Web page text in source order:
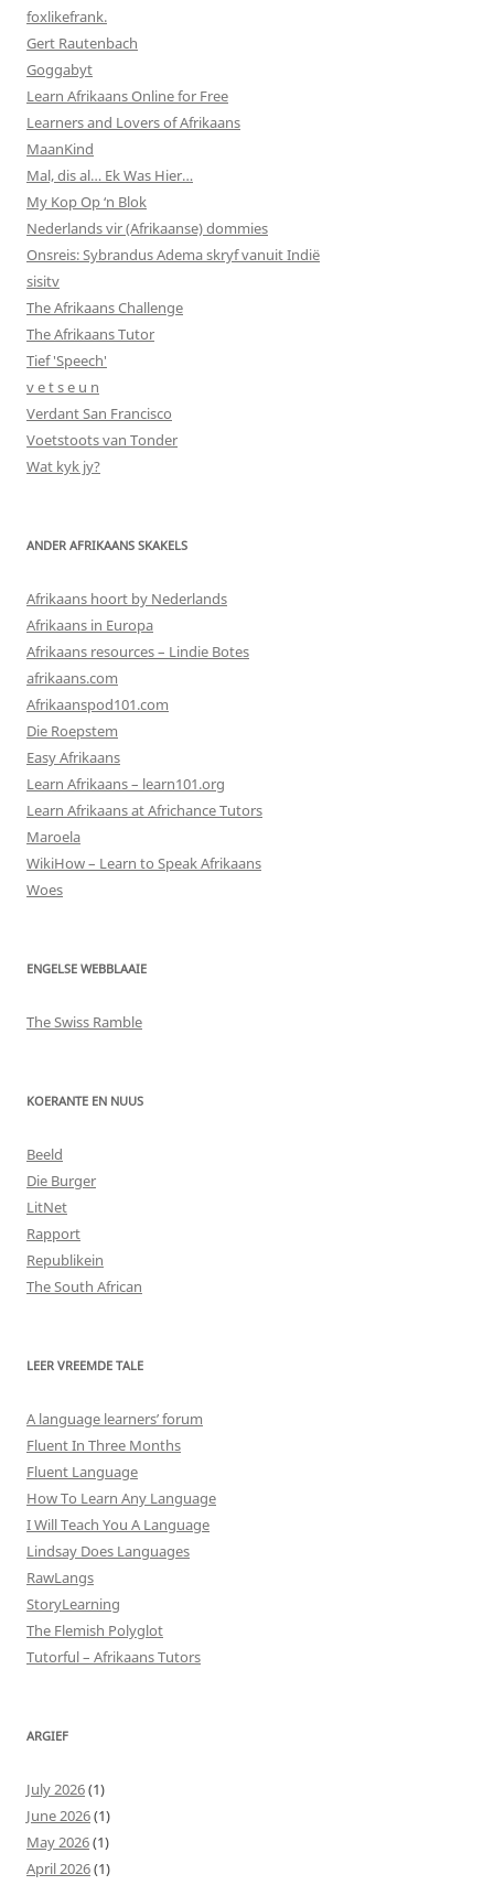
foxlikefrank.
Gert Rautenbach
Goggabyt
Learn Afrikaans Online for Free
Learners and Lovers of Afrikaans
MaanKind
Mal, dis al… Ek Was Hier…
My Kop Op ‘n Blok
Nederlands vir (Afrikaanse) dommies
Onsreis: Sybrandus Adema skryf vanuit Indië
sisitv
The Afrikaans Challenge
The Afrikaans Tutor
Tief 'Speech'
v e t s e u n
Verdant San Francisco
Voetstoots van Tonder
Wat kyk jy?
ANDER AFRIKAANS SKAKELS
Afrikaans hoort by Nederlands
Afrikaans in Europa
Afrikaans resources – Lindie Botes
afrikaans.com
Afrikaanspod101.com
Die Roepstem
Easy Afrikaans
Learn Afrikaans – learn101.org
Learn Afrikaans at Africhance Tutors
Maroela
WikiHow – Learn to Speak Afrikaans
Woes
ENGELSE WEBBLAAIE
The Swiss Ramble
KOERANTE EN NUUS
Beeld
Die Burger
LitNet
Rapport
Republikein
The South African
LEER VREEMDE TALE
A language learners’ forum
Fluent In Three Months
Fluent Language
How To Learn Any Language
I Will Teach You A Language
Lindsay Does Languages
RawLangs
StoryLearning
The Flemish Polyglot
Tutorful – Afrikaans Tutors
ARGIEF
July 2026(1)
June 2026(1)
May 2026(1)
April 2026(1)